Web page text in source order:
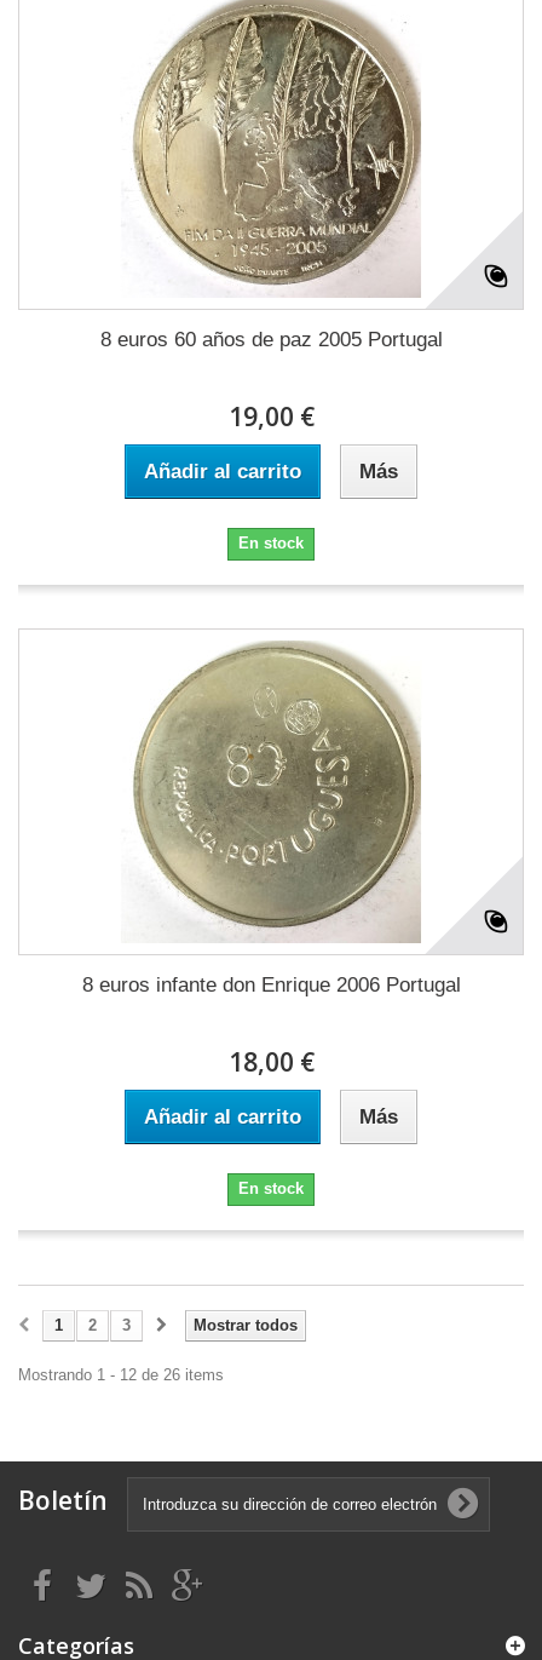
8 euros 60 años de paz 2005 Portugal
19,00 €
Añadir al carrito Más
En stock
8 euros infante don Enrique 2006 Portugal
18,00 €
Añadir al carrito Más
En stock
Mostrar todos
1 2 3
Mostrando 1 - 12 de 26 items
Boletín
Categorías